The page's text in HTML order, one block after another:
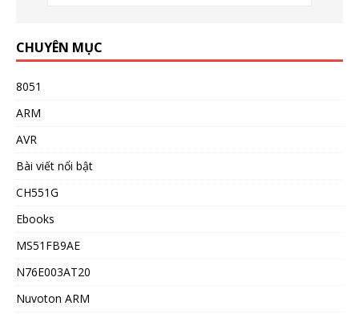
CHUYÊN MỤC
8051
ARM
AVR
Bài viết nổi bật
CH551G
Ebooks
MS51FB9AE
N76E003AT20
Nuvoton ARM